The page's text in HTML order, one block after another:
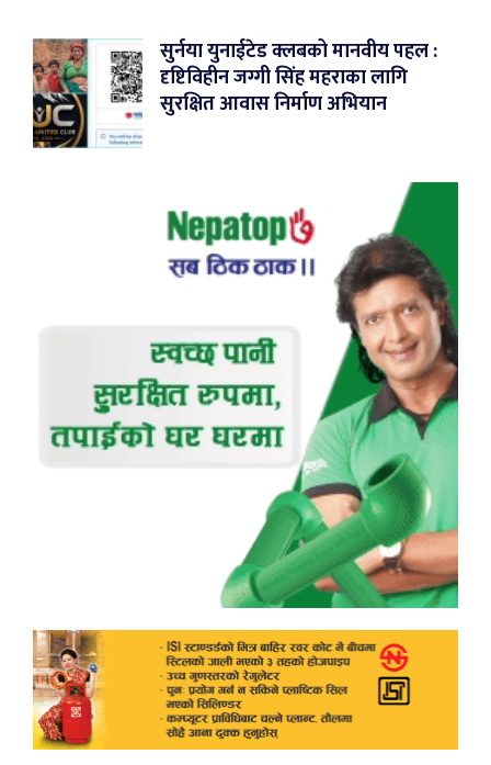
सुर्नया युनाईटेड क्लबको मानवीय पहल :
दृष्टिविहीन जग्गी सिंह महराका लागि
सुरक्षित आवास निर्माण अभियान